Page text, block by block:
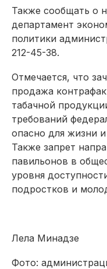
Также сообщать о
департамент
политики
212-45-38.
Отмечается, что
продажа
табачной
требований
опасно для жизни
Также запрет
павильонов в
уровня
подростков и
Лела Минадзе
Фото: